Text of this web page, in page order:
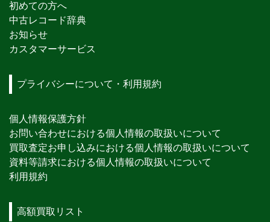
初めての方へ
中古レコード辞典
お知らせ
カスタマーサービス
プライバシーについて・利用規約
個人情報保護方針
お問い合わせにおける個人情報の取扱いについて
買取査定お申し込みにおける個人情報の取扱いについて
資料等請求における個人情報の取扱いについて
利用規約
高額買取リスト